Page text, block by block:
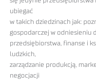
ubiegać
w takich dziedzinach jak:
gospodarczej w odniesieniu
przedsiębiorstwa, finanse i
ludzkich,
zarządzanie produkcją,
negocjacji